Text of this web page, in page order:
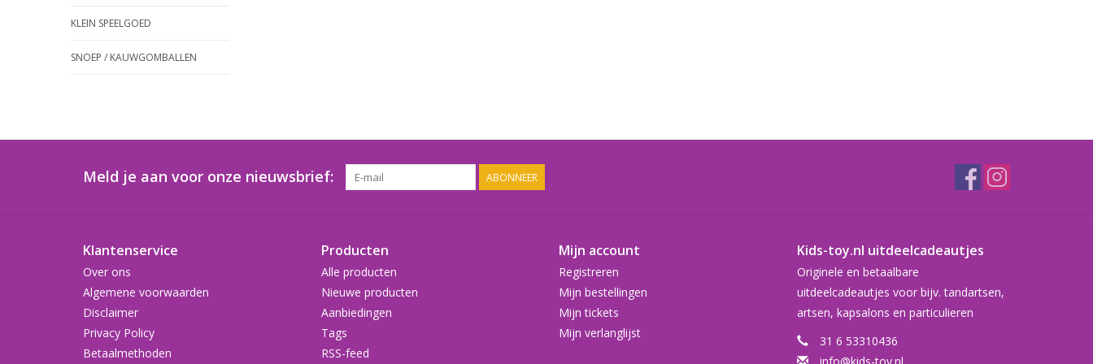
KLEIN SPEELGOED
SNOEP / KAUWGOMBALLEN
Meld je aan voor onze nieuwsbrief: ABONNEER
Klantenservice
Over ons
Algemene voorwaarden
Disclaimer
Privacy Policy
Betaalmethoden
Producten
Alle producten
Nieuwe producten
Aanbiedingen
Tags
RSS-feed
Mijn account
Registreren
Mijn bestellingen
Mijn tickets
Mijn verlanglijst
Kids-toy.nl uitdeelcadeautjes
Originele en betaalbare
uitdeelcadeautjes voor bijv. tandartsen,
artsen, kapsalons en particulieren
31 6 53310436